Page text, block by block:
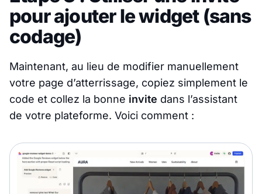
pour ajouter le widget (sans
codage)
Maintenant, au lieu de modifier manuellement
votre page d’atterrissage, copiez simplement le
code et collez la bonne invite dans l’assistant
de votre plateforme. Voici comment :